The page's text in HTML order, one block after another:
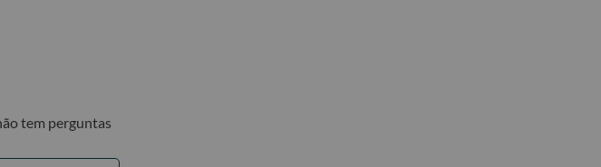
tem perguntas